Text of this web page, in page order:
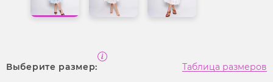
Выберите размер: Таблица размеров